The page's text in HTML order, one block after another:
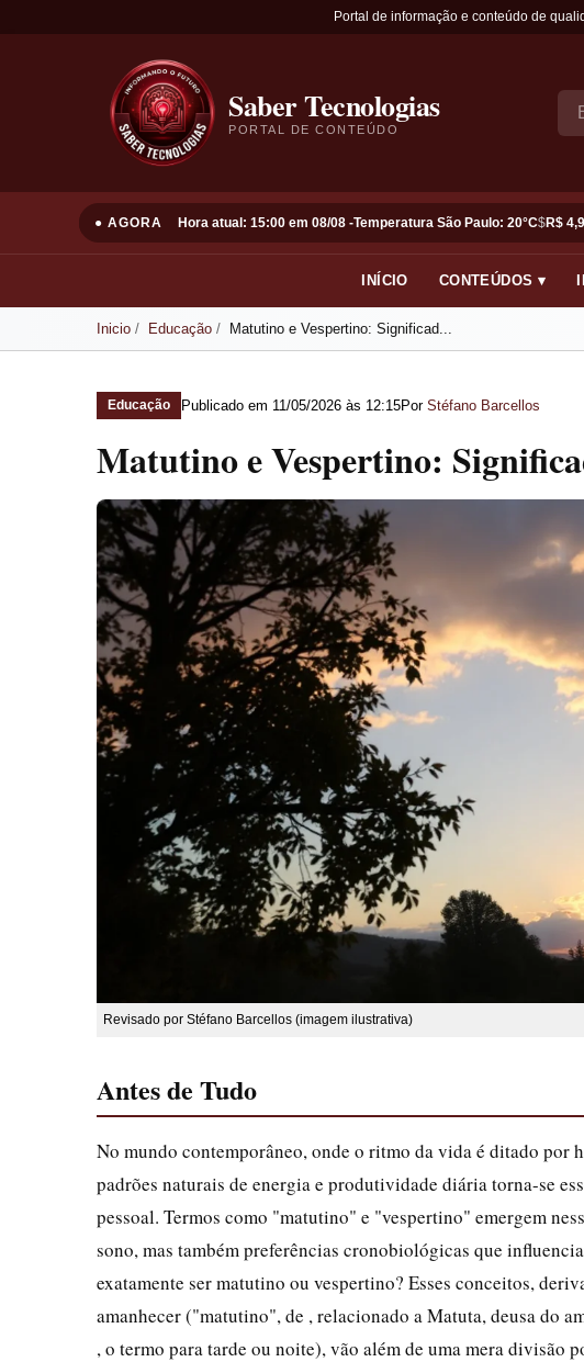
Portal de informação e conteúdo de
Saber Tecnologias
PORTAL DE CONTEÚDO
● AGORA Hora atual: 15:00 em 08/08 -Temperatura São Paulo: 20°C$R$
INÍCIO CONTEÚDOS ▾
Inicio Educação Matutino e Vespertino: Significad...
Educação Publicado em 11/05/2026 às 12:15Por Stéfano Barcellos
Matutino e Vespertino:
Revisado por Stéfano Barcellos (imagem ilustrativa)
Antes de Tudo
No mundo contemporâneo, onde o ritmo da vida é ditado por
padrões naturais de energia e produtividade diária torna-se
pessoal. Termos como "matutino" e "vespertino" emergem
sono, mas também preferências cronobiológicas que
exatamente ser matutino ou vespertino? Esses conceitos,
amanhecer ("matutino", de , relacionado a Matuta, deusa do
, o termo para tarde ou noite), vão além de uma mera divisão